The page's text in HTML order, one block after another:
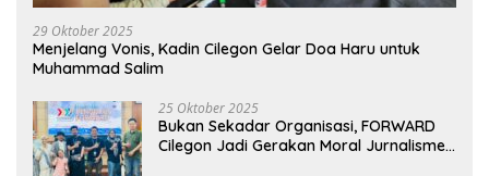
29 Oktober 2025
Menjelang Vonis, Kadin Cilegon Gelar Doa Haru untuk
Muhammad Salim
25 Oktober 2025
Bukan Sekadar Organisasi, FORWARD
Cilegon Jadi Gerakan Moral Jurnalisme